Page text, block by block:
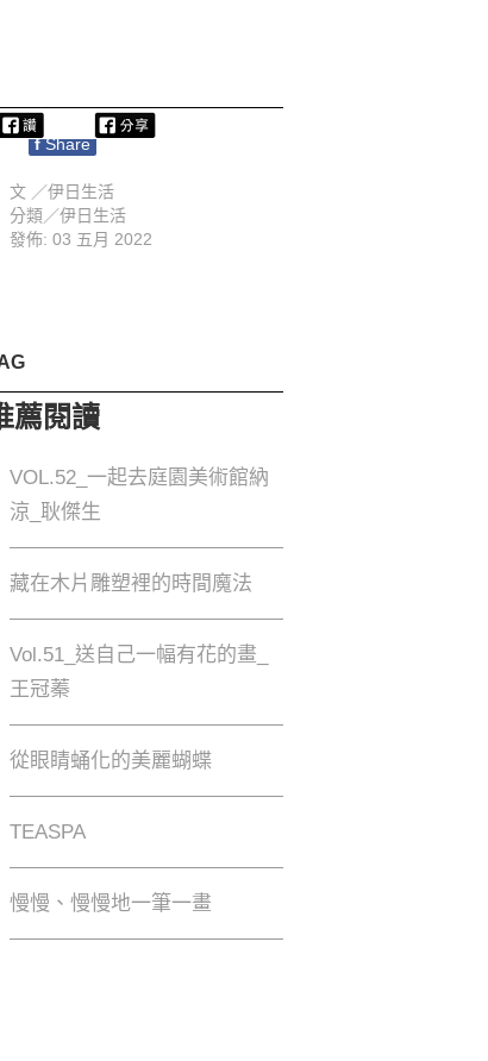
f Share
文 ／伊日生活
分類／伊日生活
發佈: 03 五月 2022
薦閱讀
VOL.52_一起去庭園美術館納
涼_耿傑生
藏在木片雕塑裡的時間魔法
Vol.51_送自己一幅有花的畫_
王冠蓁
從眼睛蛹化的美麗蝴蝶
TEASPA
慢慢、慢慢地⼀筆⼀畫